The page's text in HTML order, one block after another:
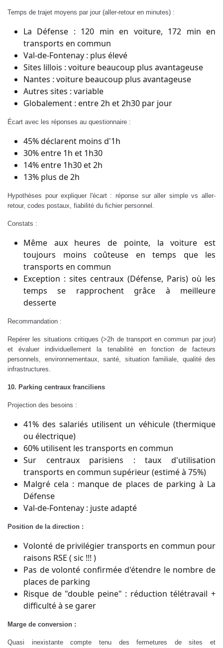
Temps de trajet moyens par jour (aller-retour en minutes) :
La Défense : 120 min en voiture, 172 min en
transports en commun
Val-de-Fontenay : plus élevé
Sites lillois : voiture beaucoup plus avantageuse
Nantes : voiture beaucoup plus avantageuse
Autres sites : variable
Globalement : entre 2h et 2h30 par jour
Écart avec les réponses au questionnaire :
45% déclarent moins d'1h
30% entre 1h et 1h30
14% entre 1h30 et 2h
13% plus de 2h
Hypothèses pour expliquer l'écart : réponse sur aller simple vs aller-
retour, codes postaux, fiabilité du fichier personnel.
Constats :
Même aux heures de pointe, la voiture est
toujours moins coûteuse en temps que les
transports en commun
Exception : sites centraux (Défense, Paris) où les
temps se rapprochent grâce à meilleure
desserte
Recommandation :
Repérer les situations critiques (>2h de transport en commun par jour)
et évaluer individuellement la tenabilité en fonction de facteurs
personnels, environnementaux, santé, situation familiale, qualité des
infrastructures.
10. Parking centraux franciliens
Projection des besoins :
41% des salariés utilisent un véhicule (thermique
ou électrique)
60% utilisent les transports en commun
Sur centraux parisiens : taux d'utilisation
transports en commun supérieur (estimé à 75%)
Malgré cela : manque de places de parking à La
Défense
Val-de-Fontenay : juste adapté
Position de la direction :
Volonté de privilégier transports en commun pour
raisons RSE ( sic !!! )
Pas de volonté confirmée d'étendre le nombre de
places de parking
Risque de "double peine" : réduction télétravail +
difficulté à se garer
Marge de conversion :
Quasi inexistante compte tenu des fermetures de sites et